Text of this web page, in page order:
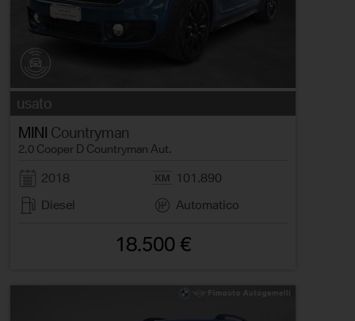
usato
MINI Countryman
2.0 Cooper D Countryman Aut.
2018
101.890
Diesel
Automatico
18.500 €